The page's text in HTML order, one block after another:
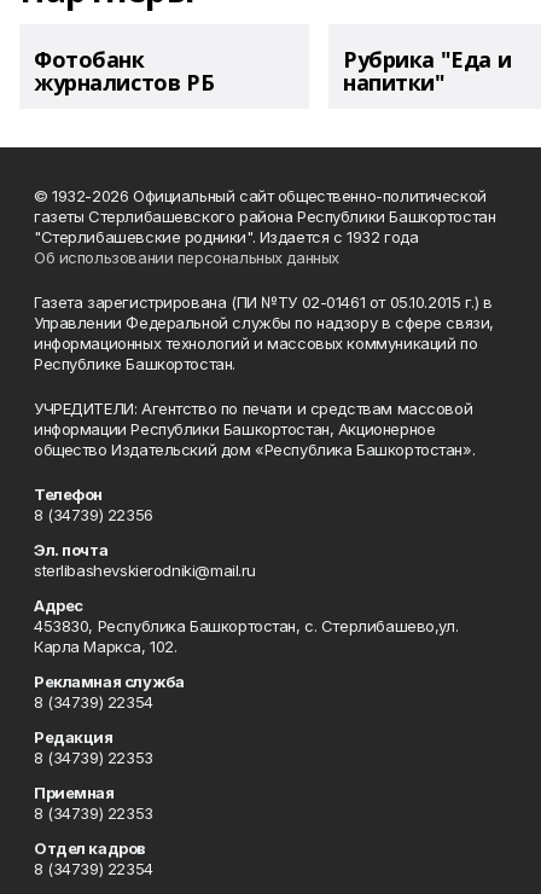
Фотобанк
журналистов РБ
Рубрика "Еда и
напитки"
© 1932-2026 Официальный сайт общественно-политической
газеты Стерлибашевского района Республики Башкортостан
"Стерлибашевские родники". Издается с 1932 года
Об использовании персональных данных
Газета зарегистрирована (ПИ №ТУ 02-01461 от 05.10.2015 г.) в
Управлении Федеральной службы по надзору в сфере связи,
информационных технологий и массовых коммуникаций по
Республике Башкортостан.
УЧРЕДИТЕЛИ: Агентство по печати и средствам массовой
информации Республики Башкортостан, Акционерное
общество Издательский дом «Республика Башкортостан».
Телефон
8 (34739) 22356
Эл. почта
sterlibashevskierodniki@mail.ru
Адрес
453830, Республика Башкортостан, c. Стерлибашево,ул.
Карла Маркса, 102.
Рекламная служба
8 (34739) 22354
Редакция
8 (34739) 22353
Приемная
8 (34739) 22353
Отдел кадров
8 (34739) 22354